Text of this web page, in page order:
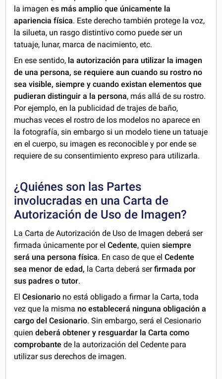
la imagenes más amplio que únicamente la
apariencia física. Este derecho también protege la voz,
la silueta, un rasgo distintivo como puede ser un
tatuaje, lunar, marca de nacimiento, etc.
En ese sentido, la autorización para utilizar la imagen
de una persona, se requiere aun cuando su rostro no
sea visible, siempre y cuando existan elementos que
pudieran distinguir a la persona, más allá de su rostro.
Por ejemplo, en la publicidad de trajes de baño,
muchas veces el rostro de los modelos no aparece en
la fotografía, sin embargo si un modelo tiene un tatuaje
en el cuerpo, su imagen es reconocible y por ende se
requiere de su consentimiento expreso para utilizarla.
¿Quiénes son las Partes
involucradas en una Carta de
Autorización de Uso de Imagen?
La Carta de Autorización de Uso de Imagen deberá ser
firmada únicamente por elCedente, quiensiempre
será una persona física. En caso de que el Cedente
sea menor de edad, la Carta deberá serfirmada por
sus padres o tutor.
ElCesionario no está obligado a firmar la Carta, toda
vez que la misma no establecerá ninguna obligación a
cargo del Cesionario. Sin embargo, será el Cesionario
quiendeberá obtener y resguardar la Carta como
comprobantede la autorización del Cedente para
utilizar sus derechos de imagen.